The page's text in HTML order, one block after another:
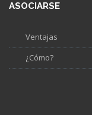
ASOCIARSE
Ventajas
¿Cómo?